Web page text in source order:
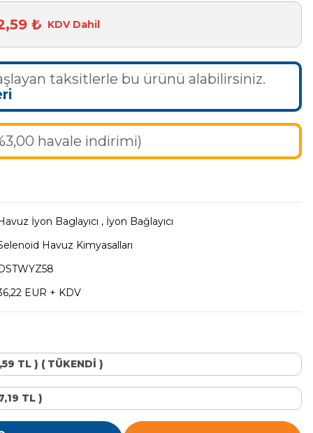
₺ KDV Dahil
taksitlerle bu ürünü alabilirsiniz.
havale indirimi)
İyon Baglayıcı , İyon Bağlayıcı
Havuz Kimyasalları
EUR + KDV
TL ) ( TÜKENDİ )
TL )